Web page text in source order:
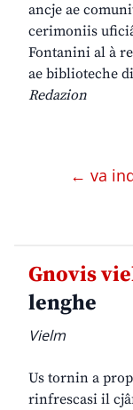
ancje ae
cerimoniis
Fontanini al à
ae biblioteche
Redazion
← va
Gnovis
lenghe
Vielm
Us tornin a
rinfrescasi il